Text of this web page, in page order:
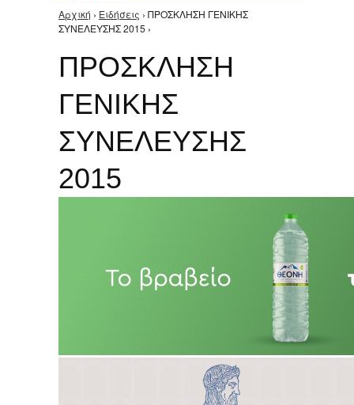
Είστε εδώ
Αρχική › Ειδήσεις › ΠΡΟΣΚΛΗΣΗ ΓΕΝΙΚΗΣ
ΣΥΝΕΛΕΥΣΗΣ 2015 ›
ΠΡΟΣΚΛΗΣΗ
ΓΕΝΙΚΗΣ
ΣΥΝΕΛΕΥΣΗΣ
2015